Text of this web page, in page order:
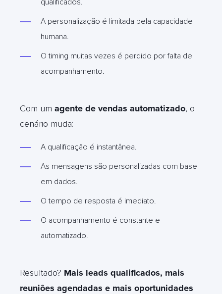
A personalização é limitada pela capacidade
humana.
O timing muitas vezes é perdido por falta de
acompanhamento.
Com um agente de vendas automatizado, o
cenário muda:
A qualificação é instantânea.
As mensagens são personalizadas com base
em dados.
O tempo de resposta é imediato.
O acompanhamento é constante e
automatizado.
Resultado? Mais leads qualificados, mais
reuniões agendadas e mais oportunidades